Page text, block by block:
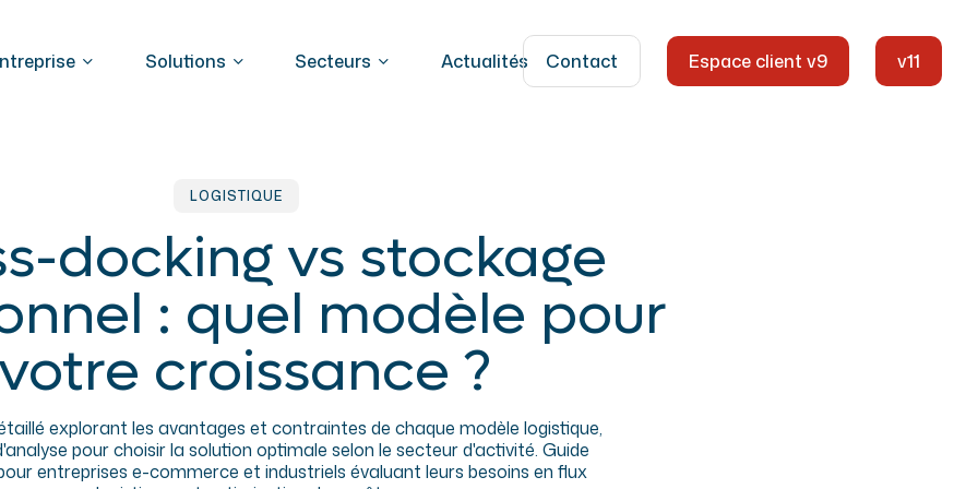
Solutions Secteurs
e-commerce sur-mesure :
emballage, expédition.
connectées, envois
gestion simplifiée des
pour sites marchands et
pour
le
et
les
franchises
franchises
Accompagnez la croissance de votre
réseau de magasins avec une
logistique souple, fiable et sur-
mesure. De l’ouverture à
l’approvisionnement quotidien, Mdc
Log fluidifie vos opérations retail.
stockage à l’expédition.
Actualités Contact Espace client v9 v11
LOGISTIQUE
docking vs stockage
: quel modèle pour
votre croissance ?
explorant les avantages et contraintes de chaque modèle logistique,
pour choisir la solution optimale selon le secteur d'activité. Guide
entreprises e-commerce et industriels évaluant leurs besoins en flux